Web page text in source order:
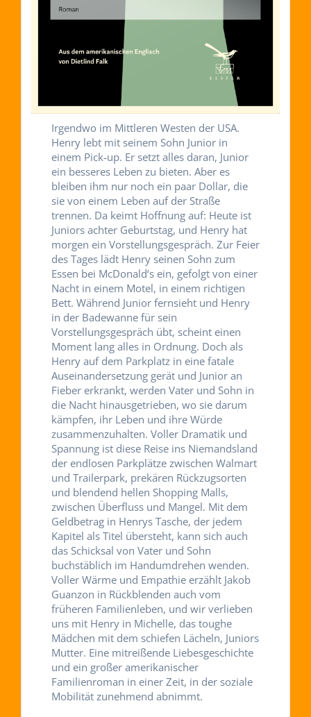
Irgendwo im Mittleren Westen der USA.
Henry lebt mit seinem Sohn Junior in
einem Pick-up. Er setzt alles daran, Junior
ein besseres Leben zu bieten. Aber es
bleiben ihm nur noch ein paar Dollar, die
sie von einem Leben auf der Straße
trennen. Da keimt Hoffnung auf: Heute ist
Juniors achter Geburtstag, und Henry hat
morgen ein Vorstellungsgespräch. Zur Feier
des Tages lädt Henry seinen Sohn zum
Essen bei McDonald‘s ein, gefolgt von einer
Nacht in einem Motel, in einem richtigen
Bett. Während Junior fernsieht und Henry
in der Badewanne für sein
Vorstellungsgespräch übt, scheint einen
Moment lang alles in Ordnung. Doch als
Henry auf dem Parkplatz in eine fatale
Auseinandersetzung gerät und Junior an
Fieber erkrankt, werden Vater und Sohn in
die Nacht hinausgetrieben, wo sie darum
kämpfen, ihr Leben und ihre Würde
zusammenzuhalten. Voller Dramatik und
Spannung ist diese Reise ins Niemandsland
der endlosen Parkplätze zwischen Walmart
und Trailerpark, prekären Rückzugsorten
und blendend hellen Shopping Malls,
zwischen Überfluss und Mangel. Mit dem
Geldbetrag in Henrys Tasche, der jedem
Kapitel als Titel übersteht, kann sich auch
das Schicksal von Vater und Sohn
buchstäblich im Handumdrehen wenden.
Voller Wärme und Empathie erzählt Jakob
Guanzon in Rückblenden auch vom
früheren Familienleben, und wir verlieben
uns mit Henry in Michelle, das toughe
Mädchen mit dem schiefen Lächeln, Juniors
Mutter. Eine mitreißende Liebesgeschichte
und ein großer amerikanischer
Familienroman in einer Zeit, in der soziale
Mobilität zunehmend abnimmt.